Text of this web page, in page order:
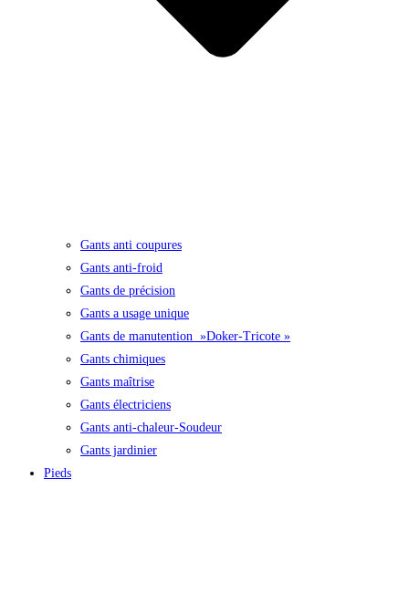
Gants anti coupures
Gants anti-froid
Gants de précision
Gants a usage unique
Gants de manutention »Doker-Tricote »
Gants chimiques
Gants maîtrise
Gants électriciens
Gants anti-chaleur-Soudeur
Gants jardinier
Pieds